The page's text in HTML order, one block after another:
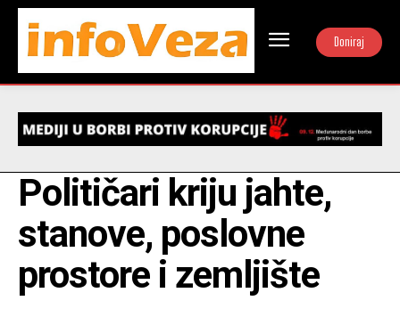
Doniraj
Političari kriju jahte,
stanove, poslovne
prostore i zemljište